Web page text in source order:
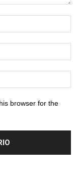
browser for the